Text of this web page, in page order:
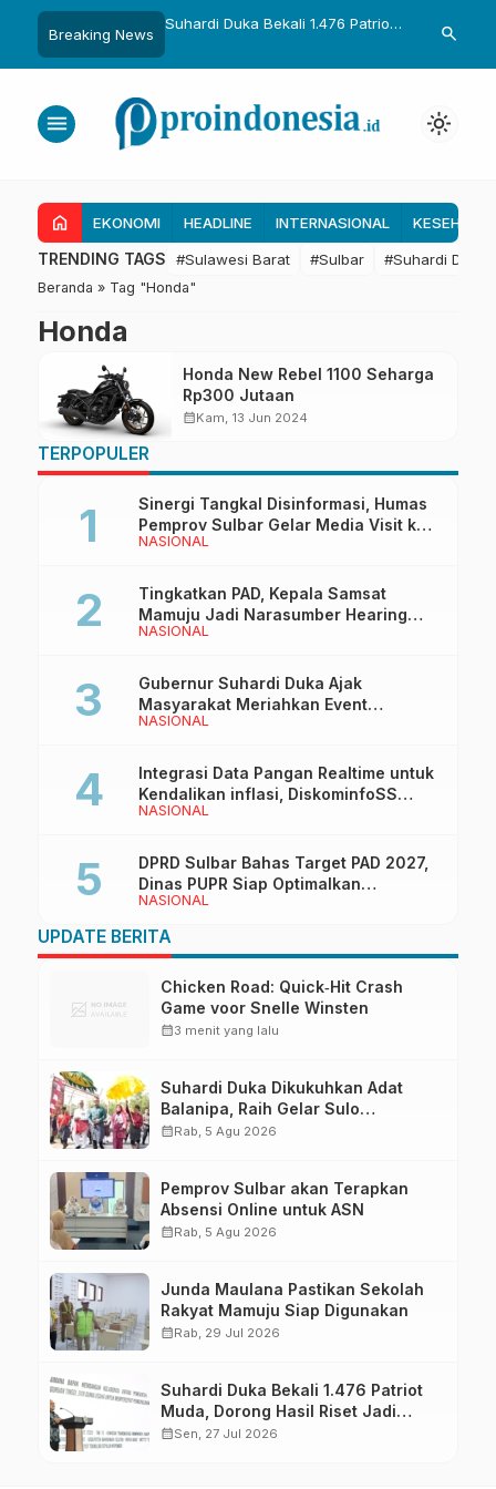
Breaking News
Gelar Sulo
Suhardi Duka Bekali 1.476 Patriot
Dasar Kebijakan Transmigrasi
Gubernur
untuk
search
menu light_mode
home EKONOMI HEADLINE INTERNASIONAL
TRENDING TAGS #Sulawesi Barat #Sulbar #Suhardi Duka
Beranda » Tag "Honda"
Honda
Honda New Rebel 1100 Seharga
Rp300 Jutaan
calendar_monthKam, 13 Jun 2024
TERPOPULER
NASIONAL
Sinergi Tangkal Disinformasi, Humas
Pemprov Sulbar Gelar Media Visit ke
Kantor Redaksi di Mamuju
NASIONAL
Tingkatkan PAD, Kepala Samsat
Mamuju Jadi Narasumber Hearing
Bersama Wakil Ketua I DPRD Sulbar
NASIONAL
Gubernur Suhardi Duka Ajak
Masyarakat Meriahkan Event
Manakarra Fair 2026
NASIONAL
Integrasi Data Pangan Realtime untuk
Kendalikan inflasi, DiskominfoSS
Sulbar Kembangkan Sistem SAPEDA
NASIONAL
DPRD Sulbar Bahas Target PAD 2027,
Dinas PUPR Siap Optimalkan
Pendapatan Daerah
UPDATE BERITA
Chicken Road: Quick‑Hit Crash
Game voor Snelle Winsten
calendar_month3 menit yang lalu
Suhardi Duka Dikukuhkan Adat
Balanipa, Raih Gelar Sulo
Tappidena
calendar_monthRab, 5 Agu 2026
Pemprov Sulbar akan Terapkan
Absensi Online untuk ASN
calendar_monthRab, 5 Agu 2026
Junda Maulana Pastikan Sekolah
Rakyat Mamuju Siap Digunakan
calendar_monthRab, 29 Jul 2026
Suhardi Duka Bekali 1.476 Patriot
Muda, Dorong Hasil Riset Jadi
Dasar Kebijakan Transmigrasi
calendar_monthSen, 27 Jul 2026